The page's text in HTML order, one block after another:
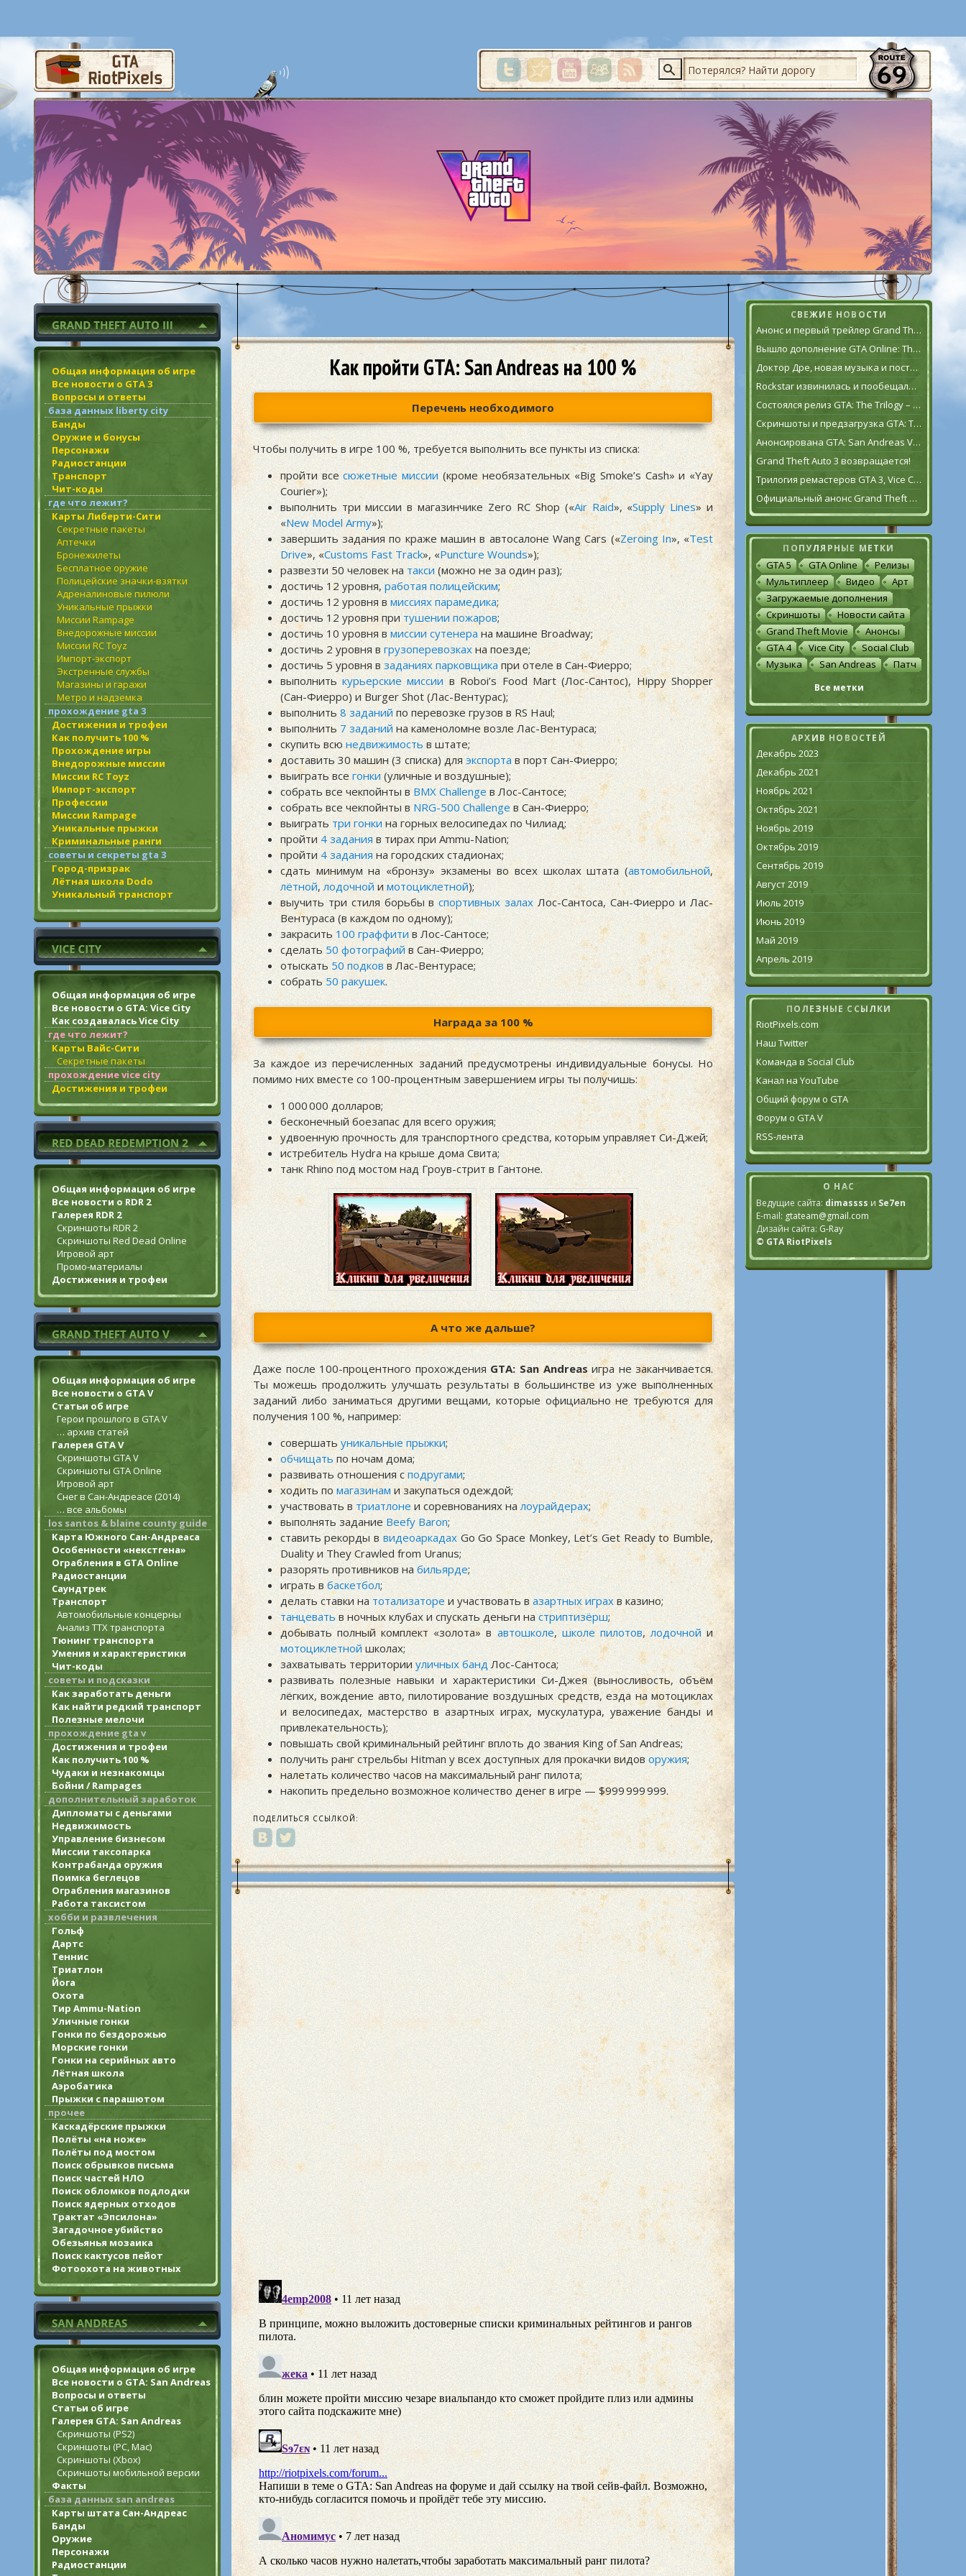
Поиск
Общая информация об игре
Все новости о GTA 3
Вопросы и ответы
база данных liberty city
Банды
Оружие и бонусы
Персонажи
Радиостанции
Транспорт
Чит-коды
где что лежит?
Карты Либерти-Сити
Секретные пакеты
Аптечки
Бронежилеты
Бесплатное оружие
Полицейские значки-взятки
Адреналиновые пилюли
Уникальные прыжки
Миссии Rampage
Внедорожные миссии
Миссии RC Toyz
Импорт-экспорт
Экстренные службы
Магазины и гаражи
Метро и надземка
прохождение gta 3
Достижения и трофеи
Как получить 100 %
Прохождение игры
Внедорожные миссии
Миссии RC Toyz
Импорт-экспорт
Профессии
Миссии Rampage
Уникальные прыжки
Криминальные ранги
советы и секреты gta 3
Город-призрак
Лётная школа Dodo
Уникальный транспорт
Общая информация об игре
Все новости о GTA: Vice City
Как создавалась Vice City
где что лежит?
Карты Вайс-Сити
Секретные пакеты
прохождение vice city
Достижения и трофеи
Общая информация об игре
Все новости о RDR 2
Галерея RDR 2
Скриншоты RDR 2
Скриншоты Red Dead Online
Игровой арт
Промо-материалы
Достижения и трофеи
Общая информация об игре
Все новости о GTA V
Статьи об игре
Герои прошлого в GTA V
… архив статей
Галерея GTA V
Скриншоты GTA V
Скриншоты GTA Online
Игровой арт
Снег в Сан-Андреасе (2014)
… все альбомы
los santos & blaine county guide
Карта Южного Сан-Андреаса
Особенности «некстгена»
Ограбления в GTA Online
Радиостанции
Саундтрек
Транспорт
Автомобильные концерны
Анализ ТТХ транспорта
Тюнинг транспорта
Умения и характеристики
Чит-коды
советы и подсказки
Как заработать деньги
Как найти редкий транспорт
Полезные мелочи
прохождение gta v
Достижения и трофеи
Как получить 100 %
Чудаки и незнакомцы
Бойни / Rampages
дополнительный заработок
Дипломаты с деньгами
Недвижимость
Управление бизнесом
Миссии таксопарка
Контрабанда оружия
Поимка беглецов
Ограбления магазинов
Работа таксистом
хобби и развлечения
Гольф
Дартс
Теннис
Триатлон
Йога
Охота
Тир Ammu-Nation
Уличные гонки
Гонки по бездорожью
Морские гонки
Гонки на серийных авто
Лётная школа
Аэробатика
Прыжки с парашютом
прочее
Каскадёрские прыжки
Полёты «на ноже»
Полёты под мостом
Поиск обрывков письма
Поиск частей НЛО
Поиск обломков подлодки
Поиск ядерных отходов
Трактат «Эпсилона»
Загадочное убийство
Обезьянья мозаика
Поиск кактусов пейот
Фотоохота на животных
Общая информация об игре
Все новости о GTA: San Andreas
Вопросы и ответы
Статьи об игре
Галерея GTA: San Andreas
Скриншоты (PS2)
Скриншоты (PC, Mac)
Скриншоты (Xbox)
Скриншоты мобильной версии
Факты
база данных san andreas
Карты штата Сан-Андреас
Банды
Оружие
Персонажи
Радиостанции
Как пройти GTA: San Andreas на 100 %
Перечень необходимого
Чтобы получить в игре 100 %, требуется выполнить все пункты из списка:
пройти всесюжетные миссии (кроме необязательных «Big Smoke’s Cash» и «Yay
Courier»);
выполнить три миссии в магазинчике Zero RC Shop («Air Raid», «Supply Lines» и
«New Model Army»);
завершить задания по краже машин в автосалоне Wang Cars («Zeroing In», «Test
Drive», «Customs Fast Track», «Puncture Wounds»);
развезти 50 человек на такси(можно не за один раз);
достичь 12 уровня, работая полицейским;
достичь 12 уровня в миссиях парамедика;
достичь 12 уровня притушении пожаров;
достичь 10 уровня в миссии сутенерана машине Broadway;
достичь 2 уровня в грузоперевозкахна поезде;
достичь 5 уровня взаданиях парковщикапри отеле в Сан-Фиерро;
выполнитькурьерские миссии в Roboi’s Food Mart (Лос-Сантос), Hippy Shopper
(Сан-Фиерро) и Burger Shot (Лас-Вентурас);
выполнить 8 заданийпо перевозке грузов в RS Haul;
выполнить 7 заданийна каменоломне возле Лас-Вентураса;
скупить всюнедвижимость в штате;
доставить 30 машин (3 списка) для экспорта в порт Сан-Фиерро;
выиграть все гонки(уличные и воздушные);
собрать все чекпойнты вBMX Challenge в Лос-Сантосе;
собрать все чекпойнты в NRG-500 Challengeв Сан-Фиерро;
выиграть три гонки на горных велосипедах по Чилиад;
пройти4 заданияв тирах при Ammu-Nation;
пройти 4 заданияна городских стадионах;
сдать минимум на «бронзу» экзамены во всех школах штата (автомобильной,
лётной,лодочнойимотоциклетной);
выучить три стиля борьбы вспортивных залах Лос-Сантоса, Сан-Фиерро и Лас-
Вентураса (в каждом по одному);
закрасить 100 граффитив Лос-Сантосе;
сделать 50 фотографий в Сан-Фиерро;
отыскать50 подков в Лас-Вентурасе;
собрать 50 ракушек.
Награда за 100 %
За каждое из перечисленных заданий предусмотрены индивидуальные бонусы. Но
помимо них вместе со 100-процентным завершением игры ты получишь:
1 000 000долларов;
бесконечный боезапас для всего оружия;
удвоенную прочность для транспортного средства, которым управляет Си-Джей;
истребитель Hydra на крыше дома Свита;
танк Rhino под мостом над Гроув-стрит в Гантоне.
А что же дальше?
Даже после 100-процентного прохожденияGTA: San Andreasигра не заканчивается.
Ты можешь продолжить улучшать результаты в большинстве из уже выполненных
заданий либо заниматься другими вещами, которые официально не требуются для
получения 100 %, например:
совершать уникальные прыжки;
обчищатьпо ночам дома;
развивать отношения с подругами;
ходить по магазинами закупаться одеждой;
участвовать в триатлонеи соревнованиях налоурайдерах;
выполнять задание Beefy Baron;
ставить рекорды в видеоаркадахGo Go Space Monkey, Let’s Get Ready to Bumble,
Duality и They Crawled from Uranus;
разорять противников на бильярде;
играть вбаскетбол;
делать ставки на тотализаторе и участвовать вазартных играхв казино;
танцевать в ночных клубах и спускать деньги на стриптизёрш;
добывать полный комплект «золота» в автошколе,школе пилотов,лодочной и
мотоциклетнойшколах;
захватывать территории уличных банд Лос-Сантоса;
развивать полезные навыки и характеристики Си-Джея (выносливость, объём
лёгких, вождение авто, пилотирование воздушных средств, езда на мотоциклах
и велосипедах, мастерство в азартных играх, мускулатура, уважение банды и
привлекательность);
повышать свой криминальный рейтинг вплоть до звания King of San Andreas;
получить ранг стрельбы Hitman у всех доступных для прокачки видов оружия;
налетать количество часов на максимальный ранг пилота;
накопить предельно возможное количество денег в игре —$999 999 999.
ПОДЕЛИТЬСЯ ССЫЛКОЙ:
СВЕЖИЕ НОВОСТИ
Анонс и первый трейлер Grand Theft Auto VI
Вышло дополнение GTA Online: The Contract
Доктор Дре, новая музыка и постаревший Франклин Клинтон в дополнении GTA Online: The Contract
Rockstar извинилась и пообещала исправить GTA: The Trilogy – The Definitive Edition [обновлено]
Состоялся релиз GTA: The Trilogy – The Definitive Edition
Скриншоты и предзагрузка GTA: The Trilogy – The Definitive Edition
Анонсирована GTA: San Andreas VR для Oculus Quest 2
Grand Theft Auto 3 возвращается!
Трилогия ремастеров GTA 3, Vice City и San Andreas выйдет 11 ноября
Официальный анонс Grand Theft Auto: The Trilogy – The Definitive Edition
ПОПУЛЯРНЫЕ МЕТКИ
GTA 5 GTA Online
Релизы
Мультиплеер
Видео
Арт
Загружаемые дополнения
Скриншоты
Новости сайта
Grand Theft Movie
Анонсы
GTA 4
Vice City
Social Club
Музыка
San Andreas Патч
Все метки
АРХИВ НОВОСТЕЙ
Декабрь 2023
Декабрь 2021
Ноябрь 2021
Октябрь 2021
Ноябрь 2019
Октябрь 2019
Сентябрь 2019
Август 2019
Июль 2019
Июнь 2019
Май 2019
Апрель 2019
ПОЛЕЗНЫЕ ССЫЛКИ
RiotPixels.com
Наш Twitter
Команда в Social Club
Канал на YouTube
Общий форум о GTA
Форум о GTA V
RSS-лента
О НАС
Ведущие сайта: dimassss и Se7en
E-mail: gtateam@gmail.com
Дизайн сайта: G-Ray
© GTA RiotPixels